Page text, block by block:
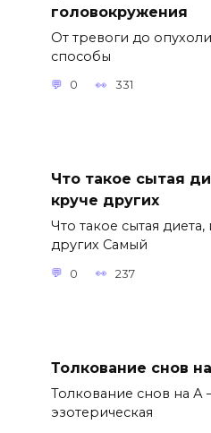
головокружения
От тревоги до
способы
0 331
Что такое сытая
круче других
Что такое сытая
других Самый
0 237
Толкование снов
Толкование снов на А
эзотерическая